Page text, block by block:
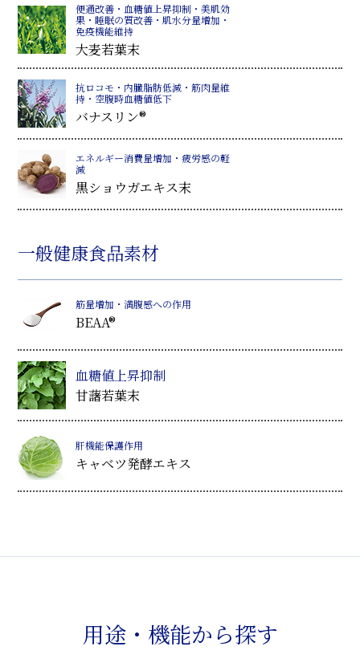
便通改善・血糖値上昇抑制・美肌効
果・睡眠の質改善・肌水分量増加・
免疫機能維持
大麦若葉末
抗ロコモ・内臓脂肪低減・筋肉量維
持・空腹時血糖値低下
バナスリン®
エネルギー消費量増加・疲労感の軽
減
黒ショウガエキス末
一般健康食品素材
筋量増加・満腹感への作用
BEAA®
血糖値上昇抑制
甘藷若葉末
肝機能保護作用
キャベツ発酵エキス
用途・機能から探す